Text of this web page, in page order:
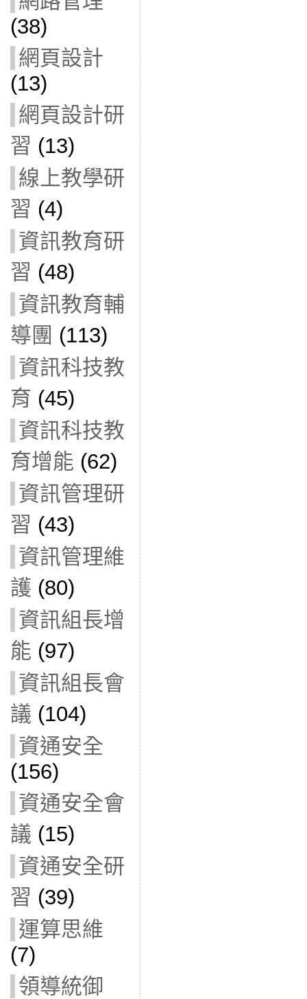
(38)
網頁設計
(13)
網頁設計研
習 (13)
線上教學研
習 (4)
資訊教育研
習 (48)
資訊教育輔
導團 (113)
資訊科技教
育 (45)
資訊科技教
育增能 (62)
資訊管理研
習 (43)
資訊管理維
護 (80)
資訊組長增
能 (97)
資訊組長會
議 (104)
資通安全
(156)
資通安全會
議 (15)
資通安全研
習 (39)
運算思維
(7)
領導統御